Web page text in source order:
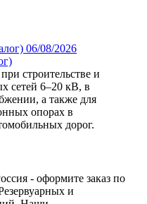
06/08/2026
строительстве и
сетей 6–20 кВ, в
а также для
опорах в
дорог.
- оформите заказ по
и